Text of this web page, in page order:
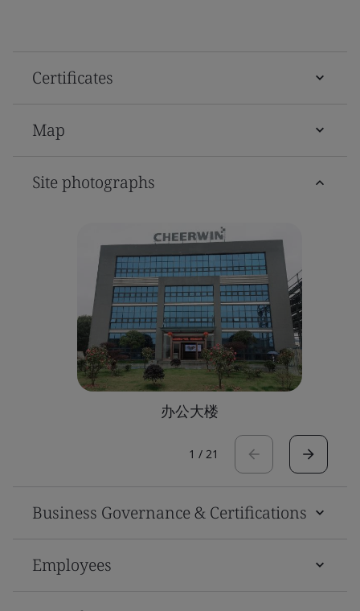
Certificates
Map
Site photographs
办公大楼
1 / 21
Business Governance & Certifications
Employees